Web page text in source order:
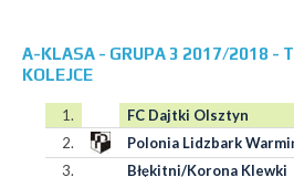
A-KLASA - GRUPA 3 2017/2018 -
KOLEJCE
1. FC Dajtki Olsztyn
2.
Polonia Lidzbark
3.
Błękitni/Korona Klewki